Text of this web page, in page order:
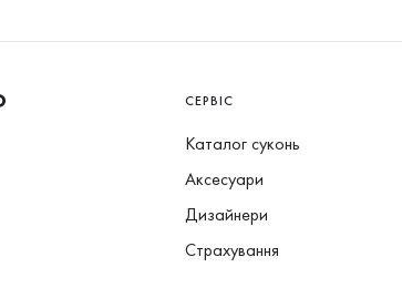
СЕРВІС
Каталог суконь
Аксесуари
Дизайнери
Страхування